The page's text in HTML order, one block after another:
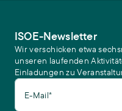
ISOE-Newsletter
Wir verschicken etwa
unseren laufenden
Einladungen zu
E-Mail*